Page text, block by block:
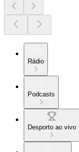
Rádio
Podcasts
Desporto ao vivo